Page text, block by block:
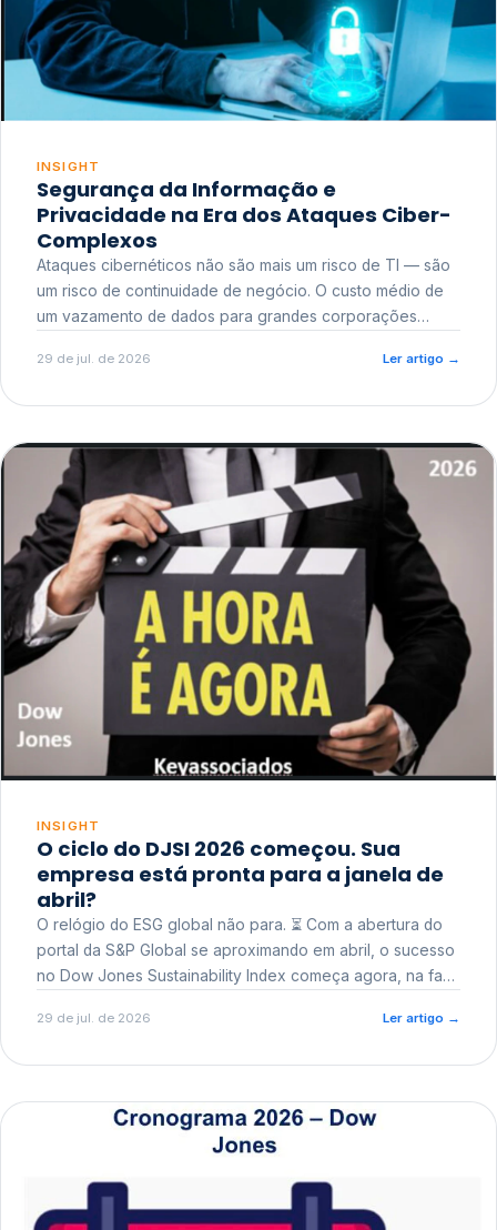
INSIGHT
Segurança da Informação e
Privacidade na Era dos Ataques Ciber-
Complexos
Ataques cibernéticos não são mais um risco de TI — são
um risco de continuidade de negócio. O custo médio de
um vazamento de dados para grandes corporações
reputacional e o risco regulatório junto a órgãos como a
29 de jul. de 2026 Ler artigo →
INSIGHT
O ciclo do DJSI 2026 começou. Sua
empresa está pronta para a janela de
abril?
O relógio do ESG global não para. ⏳ Com a abertura do
portal da S&P Global se aproximando em abril, o sucesso
no Dow Jones Sustainability Index começa agora, na fase
29 de jul. de 2026 Ler artigo →